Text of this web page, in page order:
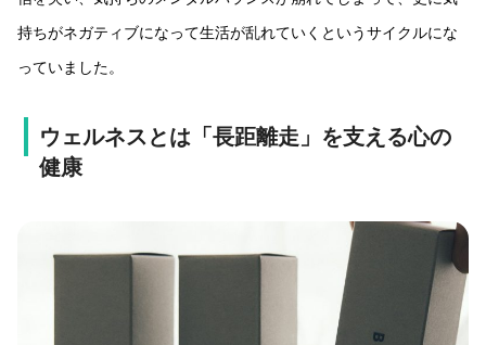
持ちがネガティブになって生活が乱れていくというサイクルにな
っていました。
ウェルネスとは「長距離走」を支える心の
健康